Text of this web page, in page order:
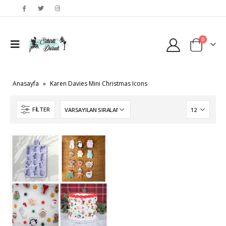
0
Anasayfa » Karen Davies Mini Christmas Icons
FILTER